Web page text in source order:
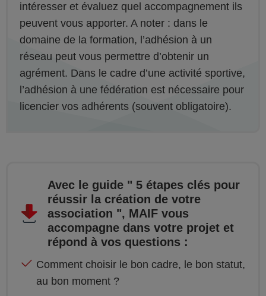
intéresser et évaluez quel accompagnement ils
peuvent vous apporter. A noter : dans le
domaine de la formation, l’adhésion à un
réseau peut vous permettre d’obtenir un
agrément. Dans le cadre d’une activité sportive,
l’adhésion à une fédération est nécessaire pour
licencier vos adhérents (souvent obligatoire).
Avec le guide " 5 étapes clés pour
réussir la création de votre
association ", MAIF vous
accompagne dans votre projet et
répond à vos questions :
Comment choisir le bon cadre, le bon statut,
au bon moment ?